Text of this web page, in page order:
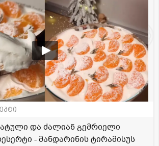
და ძალიან გემრიელი
- მანდარინის ტირამისუს